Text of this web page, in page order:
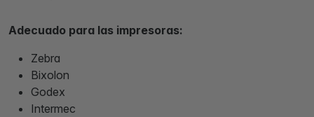
Adecuado para las impresoras:
Zebra
Bixolon
Godex
Intermec